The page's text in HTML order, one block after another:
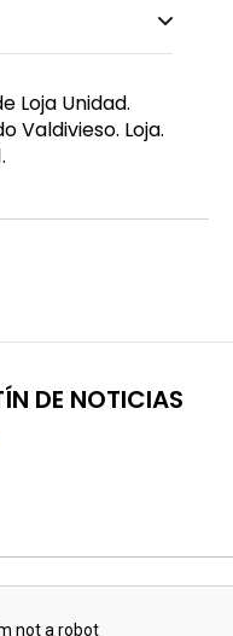
Loja Unidad.
Valdivieso. Loja.
DE NOTICIAS